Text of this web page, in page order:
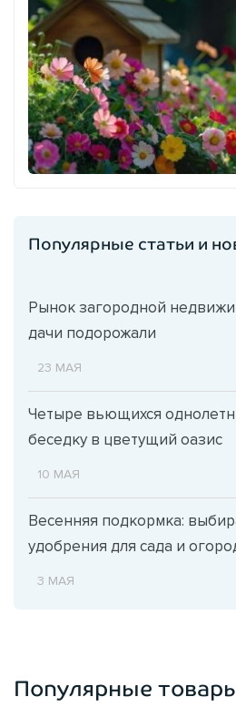
Популярные статьи и
Рынок загородной
дачи подорожали
23 МАЯ
Четыре вьющихся
беседку в цветущий оазис
10 МАЯ
Весенняя подкормка:
удобрения для сада и
3 МАЯ
Популярные